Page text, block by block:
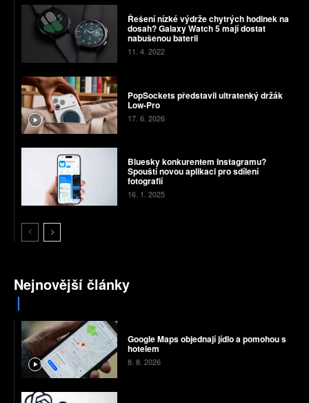
Řešení nízké výdrže chytrých hodinek na
dosah? Galaxy Watch 5 mají dostat
nabušenou baterii
11. 4. 2022
PopSockets představil ultratenký držák
Low-Pro
17. 6. 2026
Bluesky konkurentem Instagramu?
Spouští novou aplikaci pro sdílení
fotografií
16. 1. 2025
Nejnovější články
Google Maps objednají jídlo a pomohou s
hotelem
8. 8. 2026